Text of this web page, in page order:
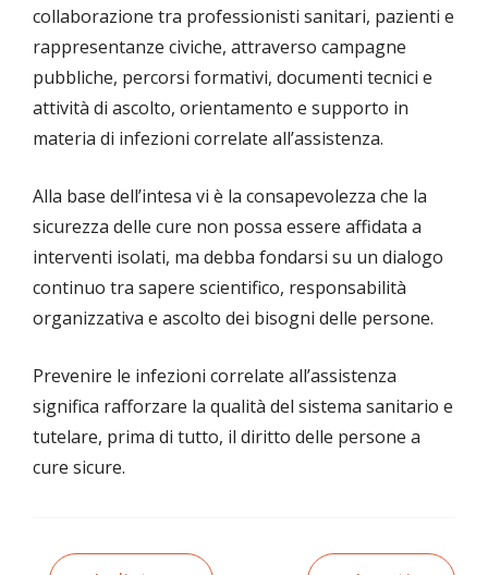
collaborazione tra professionisti sanitari, pazienti e
rappresentanze civiche, attraverso campagne
pubbliche, percorsi formativi, documenti tecnici e
attività di ascolto, orientamento e supporto in
materia di infezioni correlate all’assistenza.
Alla base dell’intesa vi è la consapevolezza che la
sicurezza delle cure non possa essere affidata a
interventi isolati, ma debba fondarsi su un dialogo
continuo tra sapere scientifico, responsabilità
organizzativa e ascolto dei bisogni delle persone.
Prevenire le infezioni correlate all’assistenza
significa rafforzare la qualità del sistema sanitario e
tutelare, prima di tutto, il diritto delle persone a
cure sicure.